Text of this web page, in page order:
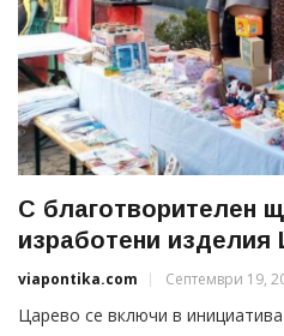
С благотворителен
изработени изделия
viapontika.com Септември 19,
Царево се включи в